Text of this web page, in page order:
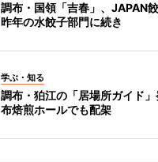
調布・国領「吉春」、JAPAN
昨年の水餃子部門に続き
学ぶ・知る
調布・狛江の「居場所ガイド
布焙煎ホールでも配架